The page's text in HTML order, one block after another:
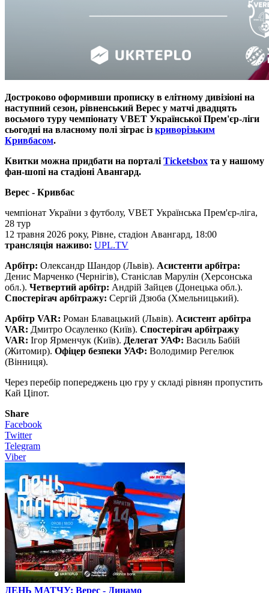
Достроково оформивши прописку в елітному дивізіоні на
наступний сезон, рівненський Верес у матчі двадцять
восьмого туру чемпіонату VBET Української Прем'єр-ліги
сьогодні на власному полі зіграє із криворізьким
Кривбасом.
Квитки можна придбати на порталі Ticketsbox та у нашому
фан-шопі на стадіоні Авангард​​​​​​​​​​​​​​.
Верес - Кривбас
чемпіонат України з футболу, VBET Українська Прем'єр-ліга,
28 тур
12 травня 2026 року, Рівне, стадіон Авангард, 18:00
трансляція наживо: UPL.TV
Арбітр: Олександр Шандор (Львів). Асистенти арбітра:
Денис Марченко (Чернігів), Станіслав Марулін (Херсонська
обл.). Четвертий арбітр: Андрій Зайцев (Донецька обл.).
Спостерігач арбітражу: Сергій Дзюба (Хмельницький).
Арбітр VAR: Роман Блавацький (Львів). Асистент арбітра
VAR: Дмитро Осауленко (Київ). Спостерігач арбітражу
VAR: Ігор Ярменчук (Київ). Делегат УАФ: Василь Бабій
(Житомир). Офіцер безпеки УАФ: Володимир Регелюк
(Вінниця).
Через перебір попереджень цю гру у складі рівнян пропустить
Кай Ціпот.
Share
Facebook
Twitter
Telegram
Viber
ДЕНЬ МАТЧУ: Верес - Динамо